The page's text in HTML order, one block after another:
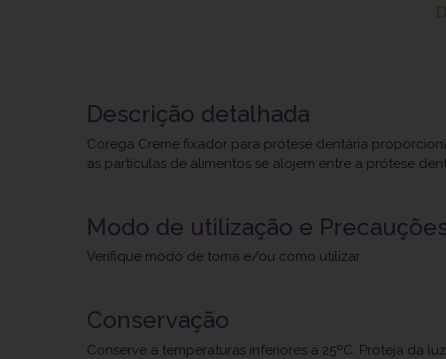
Descrição detalhada
Corega Creme fixador para prótese dentária
as partículas de alimentos se alojem entre a prótese
Modo de utilização e
Verifique modo de toma e/ou como utilizar
Conservação
Conserve a temperaturas inferiores a 25ºC. Proteja da